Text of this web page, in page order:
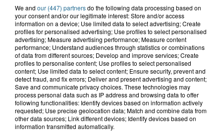
8h29
Un chien sauvé d'une mort certaine
dans une voiture à...
8h00
Les pompiers au secours d'un porc à
Delettes
We and our (447) partnersdo the following data processing based on
your consent and/or our legitimate interest: Store and/or access
information on a device; Use limited data to select advertising; Create
profiles for personalised advertising; Use profiles to select personalised
advertising; Measure advertising performance; Measure content
performance; Understand audiences through statistics or combinations
of data from different sources; Develop and improve services; Create
profiles to personalise content; Use profiles to select personalised
content; Use limited data to select content; Ensure security, prevent and
detect fraud, and fix errors; Deliver and present advertising and content;
Save and communicate privacy choices. These technologies may
process personal data such as IP address and browsing data to offer
following functionalities: Identify devices based on information actively
requested; Use precise geolocation data; Match and combine data from
other data sources; Link different devices; Identify devices based on
information transmitted automatically.